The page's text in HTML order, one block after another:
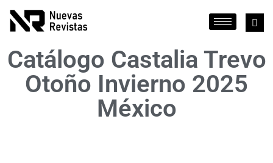
Catálogo Castalia Trevo
Otoño Invierno 2025
México